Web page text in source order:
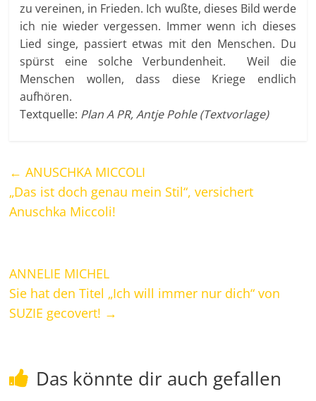
zu vereinen, in Frieden. Ich wußte, dieses Bild werde
ich nie wieder vergessen. Immer wenn ich dieses
Lied singe, passiert etwas mit den Menschen. Du
spürst eine solche Verbundenheit. Weil die
Menschen wollen, dass diese Kriege endlich
aufhören.
Textquelle: Plan A PR, Antje Pohle (Textvorlage)
← ANUSCHKA MICCOLI
„Das ist doch genau mein Stil“, versichert
Anuschka Miccoli!
ANNELIE MICHEL
Sie hat den Titel „Ich will immer nur dich“ von
SUZIE gecovert! →
Das könnte dir auch gefallen